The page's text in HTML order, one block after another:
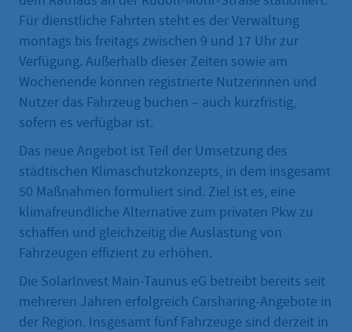
Für dienstliche Fahrten steht es der Verwaltung
montags bis freitags zwischen 9 und 17 Uhr zur
Verfügung. Außerhalb dieser Zeiten sowie am
Wochenende können registrierte Nutzerinnen und
Nutzer das Fahrzeug buchen – auch kurzfristig,
sofern es verfügbar ist.
Das neue Angebot ist Teil der Umsetzung des
städtischen Klimaschutzkonzepts, in dem insgesamt
50 Maßnahmen formuliert sind. Ziel ist es, eine
klimafreundliche Alternative zum privaten Pkw zu
schaffen und gleichzeitig die Auslastung von
Fahrzeugen effizient zu erhöhen.
Die SolarInvest Main-Taunus eG betreibt bereits seit
mehreren Jahren erfolgreich Carsharing-Angebote in
der Region. Insgesamt fünf Fahrzeuge sind derzeit in